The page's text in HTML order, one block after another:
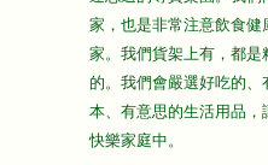
家，也是非常注意飲食
家。我們貨架上有，都
的。我們會嚴選好吃的
本、有意思的生活用品
快樂家庭中。